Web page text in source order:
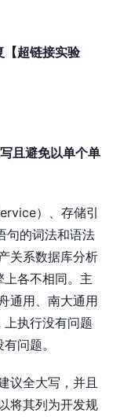
【超链接实验
且避免以单个单
）、存储引
句的词法和语法
关系数据库分析
各不相同。主
通用、南大通用
执⾏没有问题
问题。
议全⼤写，并且
将其列为开发规